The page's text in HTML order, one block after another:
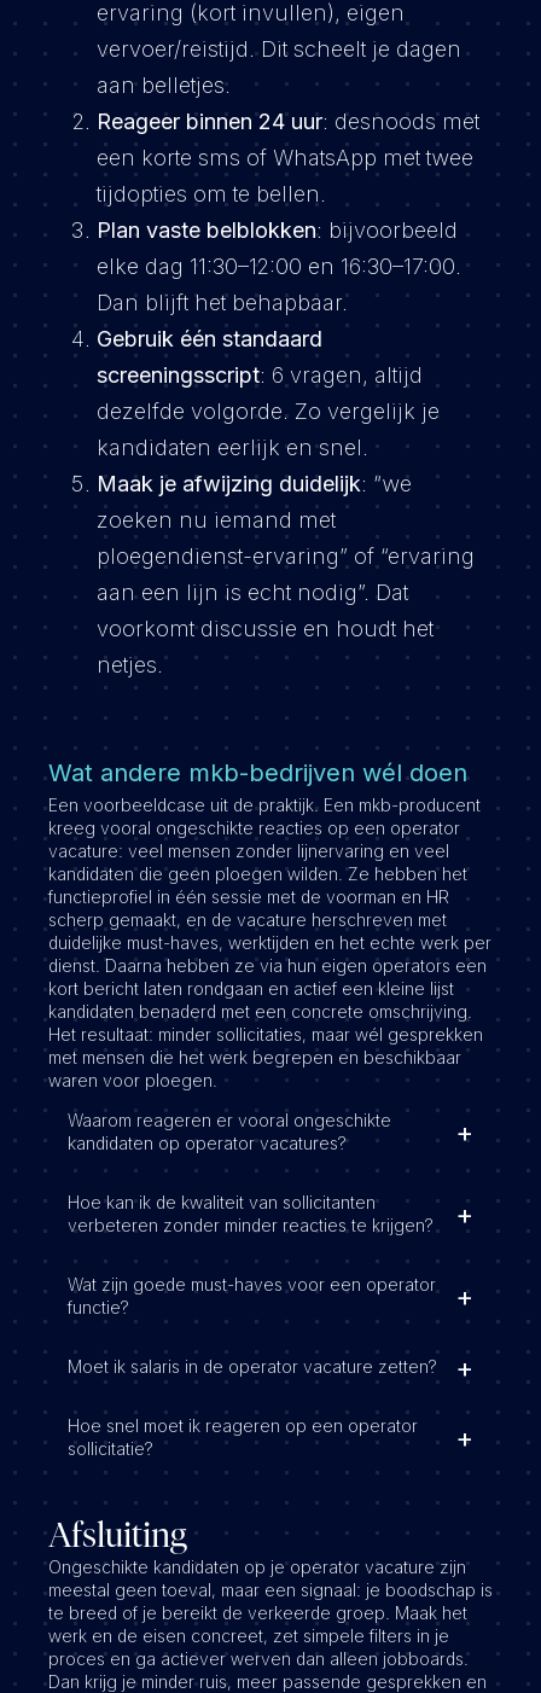
ervaring (kort invullen), eigen
vervoer/reistijd. Dit scheelt je dagen
aan belletjes.
Reageer binnen 24 uur: desnoods met
een korte sms of WhatsApp met twee
tijdopties om te bellen.
Plan vaste belblokken: bijvoorbeeld
elke dag 11:30–12:00 en 16:30–17:00.
Dan blijft het behapbaar.
Gebruik één standaard
screeningsscript: 6 vragen, altijd
dezelfde volgorde. Zo vergelijk je
kandidaten eerlijk en snel.
Maak je afwijzing duidelijk: “we
zoeken nu iemand met
ploegendienst-ervaring” of “ervaring
aan een lijn is echt nodig”. Dat
voorkomt discussie en houdt het
netjes.
Wat andere mkb-bedrijven wél doen
Een voorbeeldcase uit de praktijk. Een mkb-producent
kreeg vooral ongeschikte reacties op een operator
vacature: veel mensen zonder lijnervaring en veel
kandidaten die geen ploegen wilden. Ze hebben het
functieprofiel in één sessie met de voorman en HR
scherp gemaakt, en de vacature herschreven met
duidelijke must-haves, werktijden en het echte werk per
dienst. Daarna hebben ze via hun eigen operators een
kort bericht laten rondgaan en actief een kleine lijst
kandidaten benaderd met een concrete omschrijving.
Het resultaat: minder sollicitaties, maar wél gesprekken
met mensen die het werk begrepen en beschikbaar
waren voor ploegen.
Waarom reageren er vooral ongeschikte
kandidaten op operator vacatures?
Hoe kan ik de kwaliteit van sollicitanten
verbeteren zonder minder reacties te krijgen?
Wat zijn goede must-haves voor een operator
functie?
Moet ik salaris in de operator vacature zetten?
Hoe snel moet ik reageren op een operator
sollicitatie?
Afsluiting
Ongeschikte kandidaten op je operator vacature zijn
meestal geen toeval, maar een signaal: je boodschap is
te breed of je bereikt de verkeerde groep. Maak het
werk en de eisen concreet, zet simpele filters in je
proces en ga actiever werven dan alleen jobboards.
Dan krijg je minder ruis, meer passende gesprekken en